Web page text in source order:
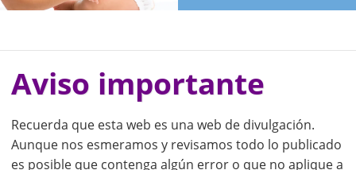
Aviso importante
Recuerda que esta web es una web de divulgación.
Aunque nos esmeramos y revisamos todo lo publicado
es posible que contenga algún error o que no aplique a